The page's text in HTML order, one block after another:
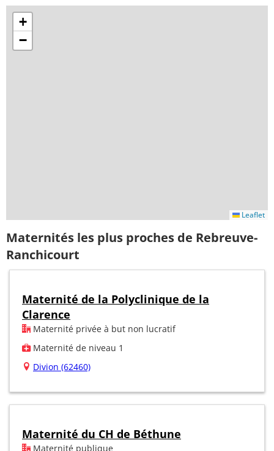
+
−
Leaflet
Maternités les plus proches de Rebreuve-
Ranchicourt
Maternité de la Polyclinique de la
Clarence
Maternité privée à but non lucratif
Maternité de niveau 1
Divion (62460)
Maternité du CH de Béthune
Maternité publique